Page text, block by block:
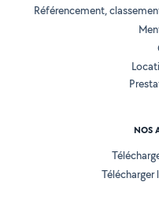
Référencement,
NOS
Télécharger